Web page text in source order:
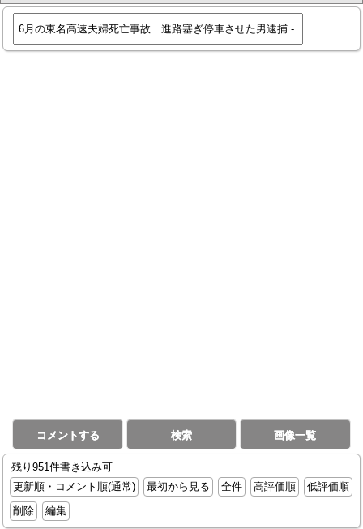
コメントする 検索 画像一覧
残り951件書き込み可
更新順・コメント順(通常)
最初から見る 全件 高評価順
低評価順
削除
編集